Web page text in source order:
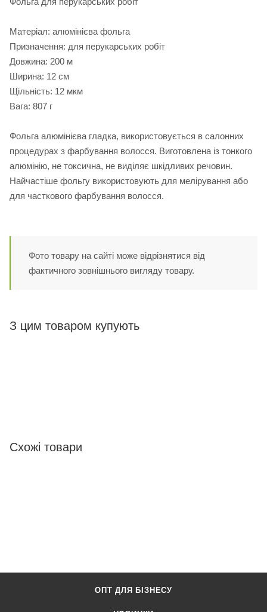
Матеріал: алюмінієва фольга
Призначення: для перукарських робіт
Довжина: 200 м
Ширина: 12 см
Щільність: 12 мкм
Вага: 807 г
Фольга алюмінієва гладка, використовується в салонних
процедурах з фарбування волосся. Виготовлена із тонкого
алюмінію, не токсична, не виділяє шкідливих речовин.
Найчастіше фольгу використовують для мелірування або
для часткового фарбування волосся.
Фото товару на сайті може відрізнятися від
фактичного зовнішнього вигляду товару.
З цим товаром купують
Схожі товари
ОПТ ДЛЯ БІЗНЕСУ